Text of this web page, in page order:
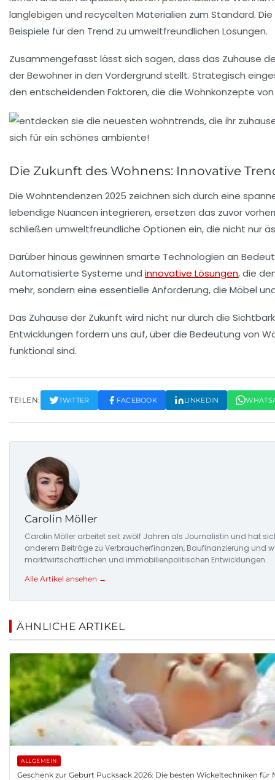
langlebigen und recycelten Materialien zum Standard.
Beispiele für den Trend zu umweltfreundlichen Lösungen.
Zusammengefasst lässt sich sagen, dass das Zuhause
der Bewohner in den Vordergrund stellt. Strategisch
den entscheidenden Faktoren, die die Wohnkonzepte
Die Zukunft des Wohnens: Innovative
Die Wohntendenzen 2025 zeichnen sich durch eine
lebendige Nuancen integrieren, ersetzen das zuvor
schließen umweltfreundliche Optionen ein, die nicht nur
Darüber hinaus gewinnen smarte Technologien an
Automatisierte Systeme und innovative Lösungen, die
mehr, sondern eine essentielle Anforderung, die Möbel
Das Zuhause der Zukunft wird nicht nur durch die
Entwicklungen fordern uns auf, über die Bedeutung von
funktional sind.
TEILEN: TWITTER FACEBOOK LINKEDIN
Carolin Möller
Carolin Möller arbeitet seit zwölf Jahren als Journalistin und hat
anderem Beiträge zu Verbraucherfinanzen, Baufinanzierung und
marktwirtschaftlichen und immobilienpolitischen Entwicklungen.
Alle Artikel ansehen →
ÄHNLICHE ARTIKEL
ALLGEMEIN
Geschenk zur Geburt Pucksack 2026: Die besten Wickeltechniken für